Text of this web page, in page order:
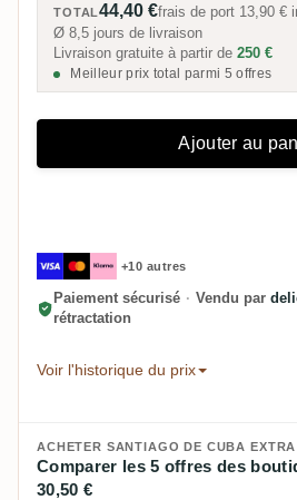
TOTAL44,40 €frais de port 13,90 €
Ø 8,5 jours de livraison
Livraison gratuite à partir de 250 €
Meilleur prix total parmi 5 offres
Ajouter au
+10 autres
Paiement sécurisé · Vendu par
rétractation
Voir l'historique du prix
ACHETER SANTIAGO DE CUBA
Comparer les 5 offres des
30,50 €